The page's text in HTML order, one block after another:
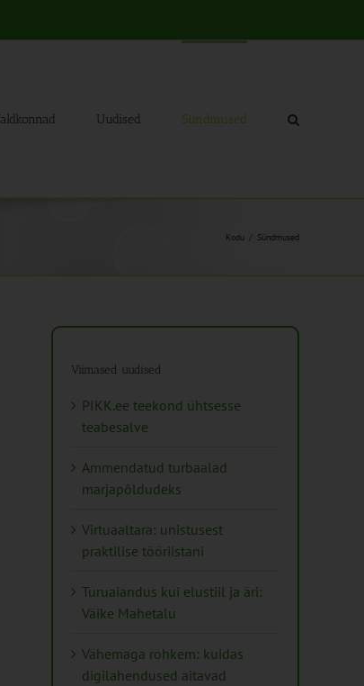
Uudised Sündmused
Kodu Sündmused
Viimased uudised
PIKK.ee teekond ühtsesse
teabesalve
Ammendatud turbaalad
marjapõldudeks
Virtuaaltara: unistusest
praktilise tööriistani
Turuaiandus kui elustiil ja äri:
Väike Mahetalu
Vähemaga rohkem: kuidas
digilahendused aitavad